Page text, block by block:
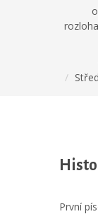
První